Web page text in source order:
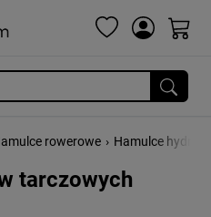
rowerowe › Hamulce
tarczowych